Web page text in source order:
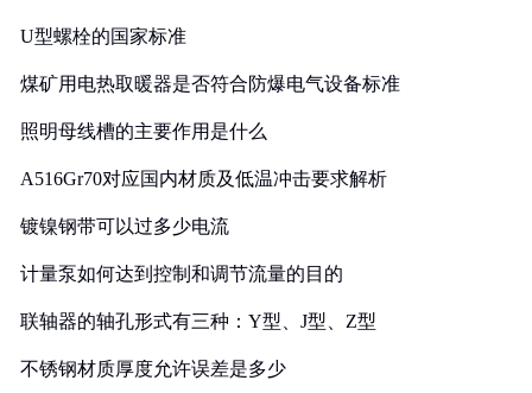
U型螺栓的国家标准
煤矿用电热取暖器是否符合防爆电气设备标准
照明母线槽的主要作用是什么
A516Gr70对应国内材质及低温冲击要求解析
镀镍钢带可以过多少电流
计量泵如何达到控制和调节流量的目的
联轴器的轴孔形式有三种：Y型、J型、Z型
不锈钢材质厚度允许误差是多少